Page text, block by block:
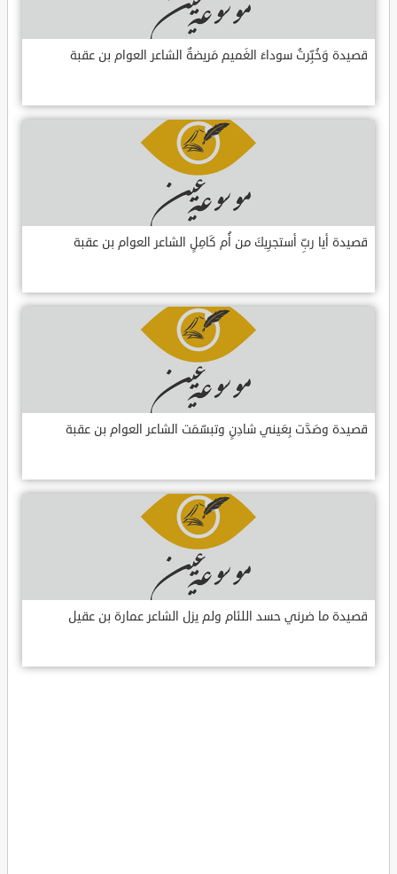
قصيدة وَخُبِّرتُ سوداءَ الغَميم مَريضةٌ الشاعر العوام بن عقبة
قصيدة أيا ربِّ أستجرِيكَ من أُم كَامِلٍ الشاعر العوام بن عقبة
قصيدة وصَدَّت بِعَيني شادِنٍ وتبسّمَت الشاعر العوام بن عقبة
قصيدة ما ضرني حسد اللئام ولم يزل الشاعر عمارة بن عقيل